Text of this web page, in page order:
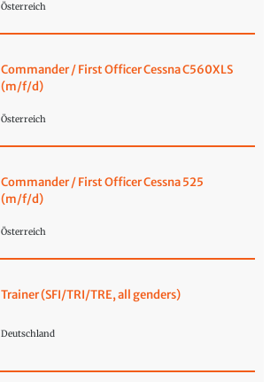
Österreich
Commander / First Officer Cessna C560XLS
(m/f/d)
Österreich
Commander / First Officer Cessna 525
(m/f/d)
Österreich
Trainer (SFI/TRI/TRE, all genders)
Deutschland